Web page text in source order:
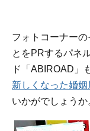
フォトコーナー
とをPRするパネ
ド「ABIROAD」
新しくなった婚姻
いかがでしょうか